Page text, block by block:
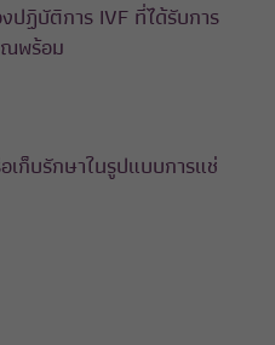
ปฏิบัติการ IVF ที่ได้รับการ
ณพร้อม
ก็บรักษาในรูปแบบการแช่